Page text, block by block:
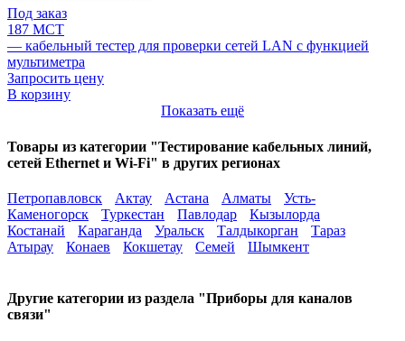
Под заказ
187 MCT
— кабельный тестер для проверки сетей LAN с функцией
мультиметра
Запросить цену
В корзину
Показать ещё
Товары из категории "Тестирование кабельных линий,
сетей Ethernet и Wi-Fi" в других регионах
Петропавловск Актау Астана Алматы
Усть-
Каменогорск
Туркестан Павлодар
Кызылорда
Костанай
Караганда Уральск Талдыкорган
Тараз
Атырау
Конаев Кокшетау Семей Шымкент
Другие категории из раздела "Приборы для каналов
связи"